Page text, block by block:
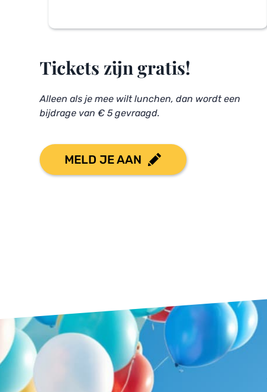
Tickets zijn gratis!
Alleen als je mee wilt lunchen, dan wordt een
bijdrage van € 5 gevraagd.
MELD JE AAN